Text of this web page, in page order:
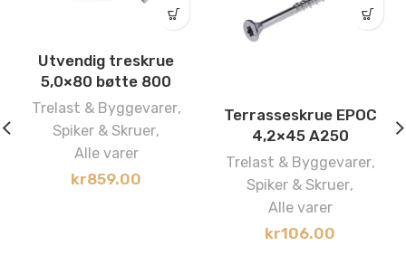
Utvendig treskrue
5,0×80 bøtte 800
Trelast & Byggevarer,
Spiker & Skruer,
Alle varer
kr859.00
Terrasseskrue EPOC
4,2×45 A250
Trelast & Byggevarer,
Spiker & Skruer,
Alle varer
kr106.00